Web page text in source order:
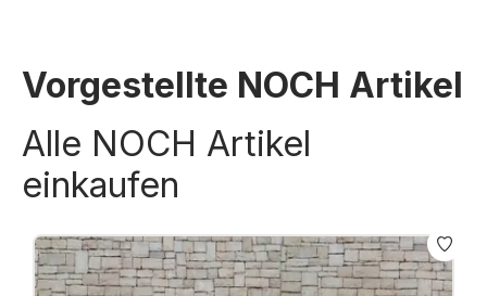
Vorgestellte NOCH Artikel
Alle NOCH Artikel
einkaufen